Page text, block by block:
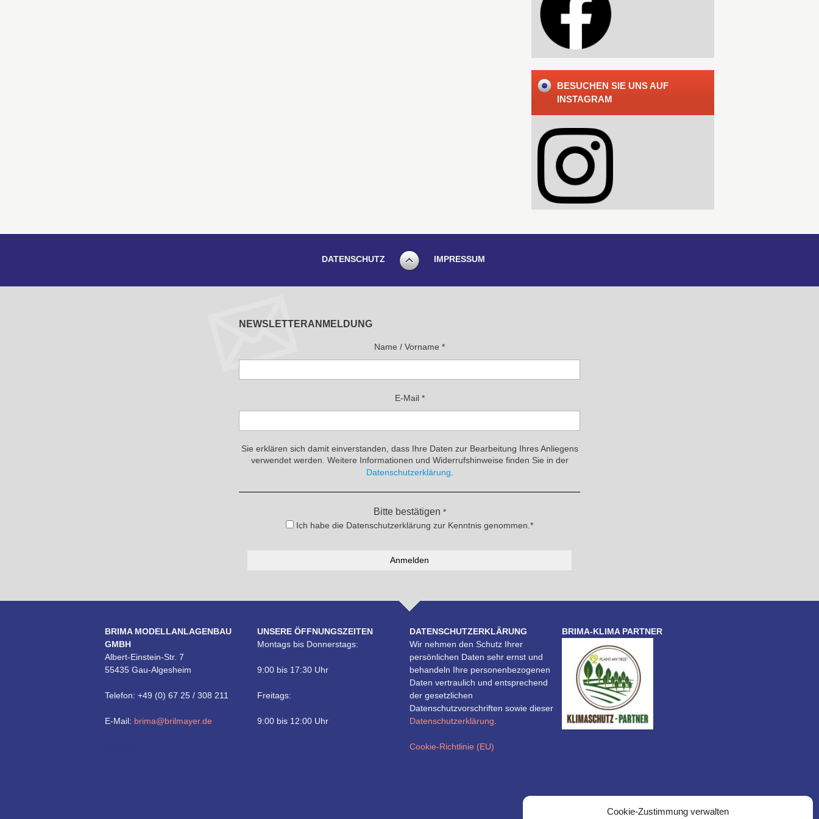
Cookie-Zustimmung verwalten
BESUCHEN SIE UNS AUF
INSTAGRAM
DATENSCHUTZ IMPRESSUM
NEWSLETTERANMELDUNG
Name / Vorname *
E-Mail *
Sie erklären sich damit einverstanden, dass Ihre Daten zur Bearbeitung Ihres Anliegens
verwendet werden. Weitere Informationen und Widerrufshinweise finden Sie in der
Datenschutzerklärung
Bitte bestätigen *
Ich habe die Datenschutzerklärung zur Kenntnis genommen.*
BRIMA MODELLANLAGENBAU
GMBH
Albert-Einstein-Str. 7
55435 Gau-Algesheim
Telefon: +49 (0) 67 25 / 308 211
E-Mail: brima@brilmayer.de
UNSERE ÖFFNUNGSZEITEN
Montags bis Donnerstags:
9:00 bis 17:30 Uhr
Freitags:
9:00 bis 12:00 Uhr
DATENSCHUTZERKLÄRUNG
Wir nehmen den Schutz Ihrer
persönlichen Daten sehr ernst und
behandeln Ihre personenbezogenen
Daten vertraulich und entsprechend
der gesetzlichen
Datenschutzvorschriften sowie dieser
Datenschutzerklärung
Cookie-Richtlinie (EU)
BRIMA-KLIMA PARTNER